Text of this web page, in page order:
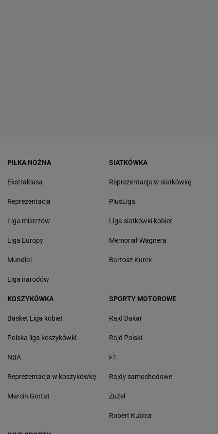
PIŁKA NOŻNA
Ekstraklasa
Reprezentacja
Liga mistrzów
Liga Europy
Mundial
Liga narodów
SIATKÓWKA
Reprezentacja w siatkówkę
PlusLiga
Liga siatkówki kobiet
Memoriał Wagnera
Bartosz Kurek
KOSZYKÓWKA
Basket Liga kobiet
Polska liga koszykówki
NBA
Reprezentacja w koszykówkę
Marcin Gortat
SPORTY MOTOROWE
Rajd Dakar
Rajd Polski
F1
Rajdy samochodowe
Żużel
Robert Kubica